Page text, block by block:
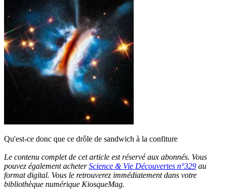
Qu'est-ce donc que ce drôle de sandwich à la confiture
Le contenu complet de cet article est réservé aux abonnés. Vous
pouvez également acheterScience & Vie Découvertes n°329 au
format digital. Vous le retrouverez immédiatement dans votre
bibliothèque numérique KiosqueMag.